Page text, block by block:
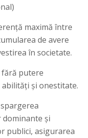
maximă între
de avere
în societate.
fără putere
și onestitate.
și
publici, asigurarea